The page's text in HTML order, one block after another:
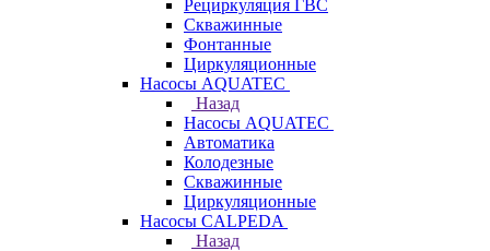
Рециркуляция ГВС
Скважинные
Фонтанные
Циркуляционные
Насосы AQUATEC
Назад
Насосы AQUATEC
Автоматика
Колодезные
Скважинные
Циркуляционные
Насосы CALPEDA
Назад